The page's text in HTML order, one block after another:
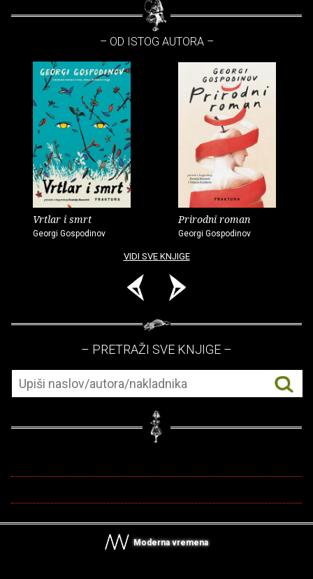
– OD ISTOG AUTORA –
Vrtlar i smrt
Georgi Gospodinov
Prirodni roman
Georgi Gospodinov
VIDI SVE KNJIGE
– PRETRAŽI SVE KNJIGE –
Moderna vremena